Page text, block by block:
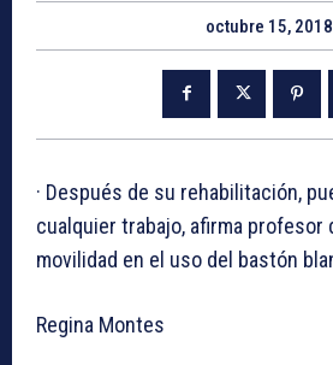
octubre 15, 2018
· Después de su rehabilitación,
cualquier trabajo, afirma profesor
movilidad en el uso del bastón
Regina Montes